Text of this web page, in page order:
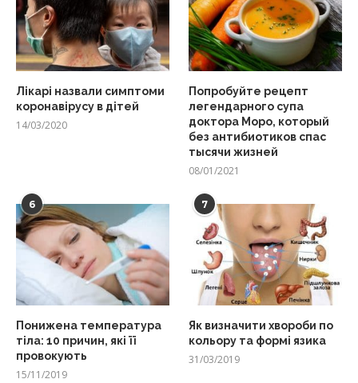
Лікарі назвали симптоми
коронавірусу в дітей
14/03/2020
Попробуйте рецепт
легендарного супа
доктора Моро, который
без антибиотиков спас
тысячи жизней
08/01/2021
6
Понижена температура
тіла: 10 причин, які її
провокують
15/11/2019
7
Як визначити хвороби по
кольору та формі язика
31/03/2019